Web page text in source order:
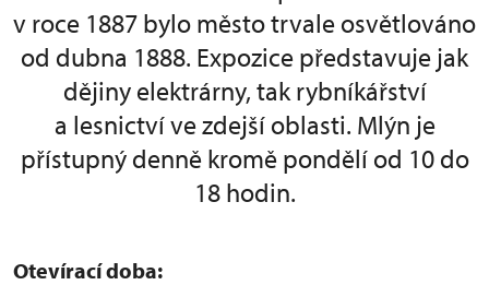
v roce 1887 bylo město trvale osvětlováno
od dubna 1888. Expozice představuje jak
dějiny elektrárny, tak rybníkářství
a lesnictví ve zdejší oblasti. Mlýn je
přístupný denně kromě pondělí od 10 do
18 hodin.
Otevírací doba: